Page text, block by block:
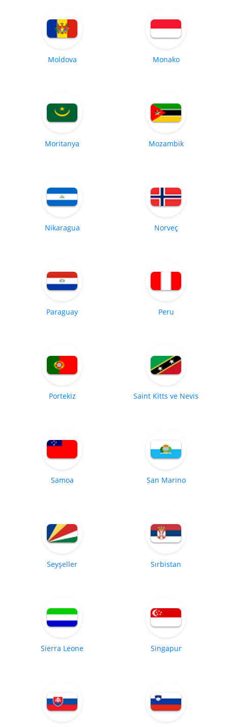
Moldova Monako
Moritanya Mozambik
Nikaragua Norveç
Paraguay Peru
Portekiz Saint Kitts ve Nevis
Samoa San Marino
Seyşeller Sırbistan
Sierra Leone Singapur